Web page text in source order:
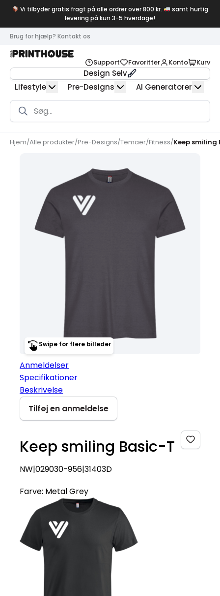
Vi tilbyder gratis fragt på alle ordrer over 800 kr.
samt hurtig
levering på kun 3-5 hverdage!
Brug for hjælp? Kontakt os
Support Favoritter Konto Kurv
Design Selv
Lifestyle
Pre-Designs AI Generatorer
Products
search
Hjem/Alle produkter/Pre-Designs/Temaer/Fitness/Keep smiling
Swipe for flere billeder
Anmeldelser
Specifikationer
Beskrivelse
Tilføj en anmeldelse
Keep smiling Basic-T
NW|029030-956|31403D
Farve: Metal Grey